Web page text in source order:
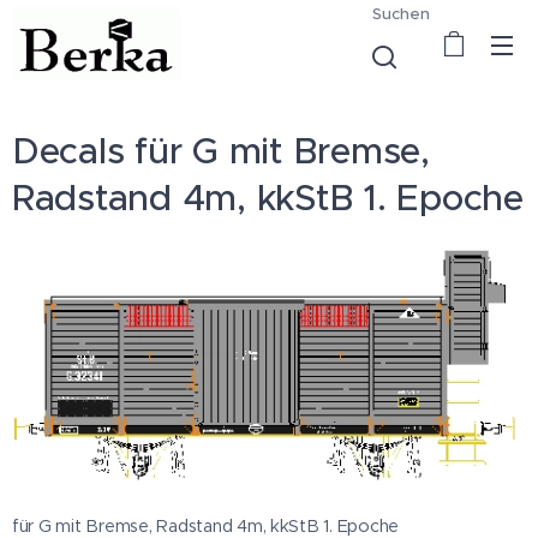
Suchen
Decals für G mit Bremse,
Radstand 4m, kkStB 1. Epoche
für G mit Bremse, Radstand 4m, kkStB 1. Epoche